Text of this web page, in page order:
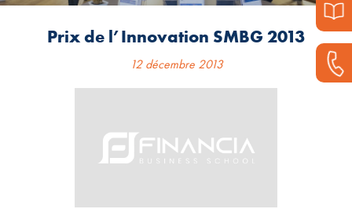
Prix de l’Innovation SMBG 2013
12 décembre 2013